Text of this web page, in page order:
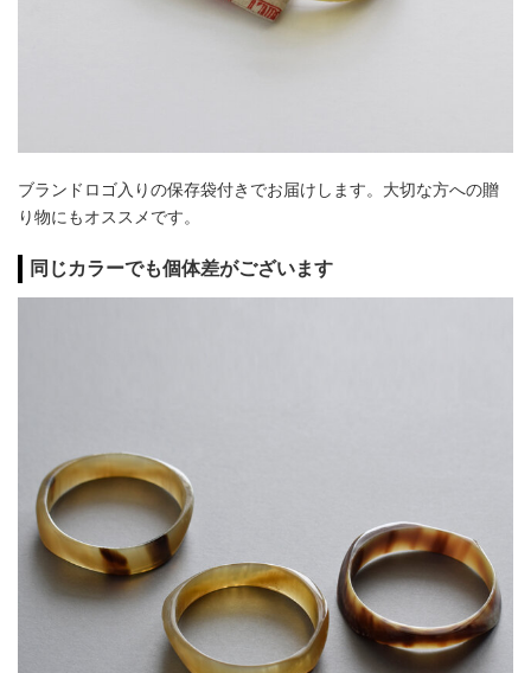
ブランドロゴ入りの保存袋付きでお届けします。大切な方への贈
り物にもオススメです。
同じカラーでも個体差がございます